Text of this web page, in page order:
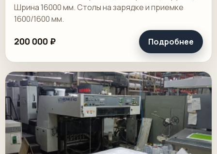
Шрина 16000 мм. Столы на зарядке и приемке
1600/1600 мм.
200 000 ₽ Подробнее